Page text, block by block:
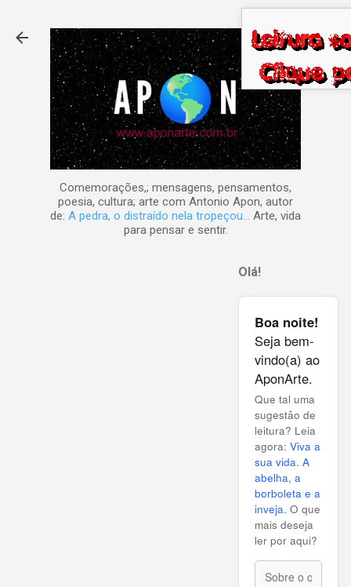
Comemorações,; mensagens, pensamentos,
poesia, cultura; arte com Antonio Apon, autor
de: A pedra, o distraído nela tropeçou... Arte, vida
para pensar e sentir.
Olá!
Boa noite!
Seja bem-
vindo(a) ao
AponArte.
Que tal uma
sugestão de
leitura? Leia
agora: Viva a
sua vida. A
abelha, a
borboleta e a
inveja. O que
mais deseja
ler por aqui?